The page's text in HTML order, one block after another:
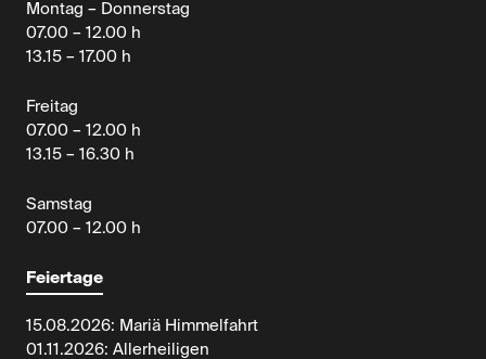
Montag – Donnerstag
07.00 – 12.00 h
13.15 – 17.00 h
Freitag
07.00 – 12.00 h
13.15 – 16.30 h
Samstag
07.00 – 12.00 h
Feiertage
15.08.2026: Mariä Himmelfahrt
01.11.2026: Allerheiligen